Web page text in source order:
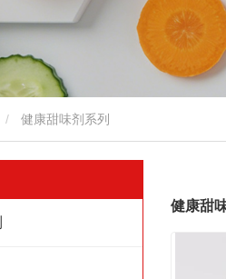
健康甜味剂系列
健康甜